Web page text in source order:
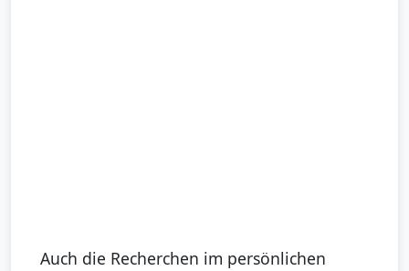
Auch die Recherchen im persönlichen